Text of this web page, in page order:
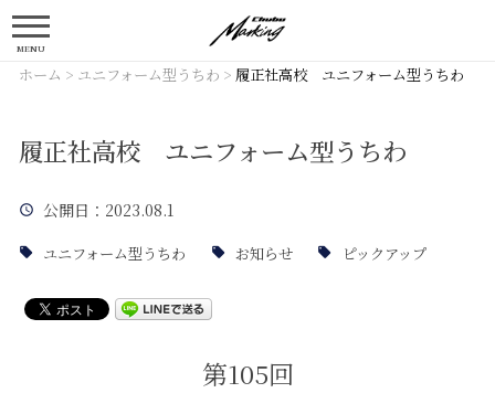
MENU
ホーム > ユニフォーム型うちわ > 履正社高校 ユニフォーム型うちわ
履正社高校 ユニフォーム型うちわ
公開日 ：2023.08.1
ユニフォーム型うちわ お知らせ ピックアップ
第105回